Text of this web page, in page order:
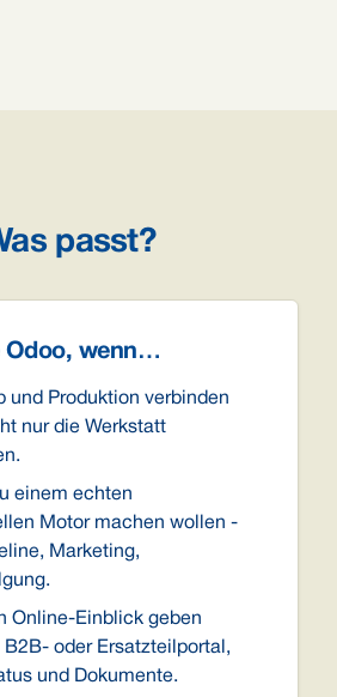
passt?
Odoo, wenn…
und Produktion verbinden
nur die Werkstatt
einem echten
Motor machen wollen -
Marketing,
Online-Einblick geben
oder Ersatzteilportal,
und Dokumente.